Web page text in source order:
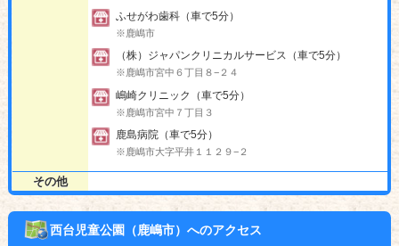
ふせがわ歯科（車で5分）
※鹿嶋市
（株）ジャパンクリニカルサービス（車で5分）
※鹿嶋市宮中６丁目８−２４
嶋崎クリニック（車で5分）
※鹿嶋市宮中７丁目３
鹿島病院（車で5分）
※鹿嶋市大字平井１１２９−２
その他
西台児童公園（鹿嶋市）へのアクセス